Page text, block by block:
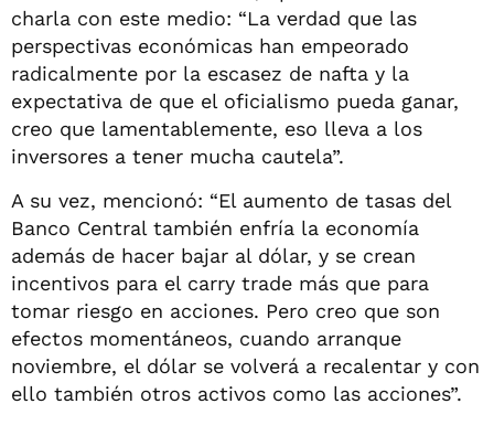
charla con este medio: “La verdad que las
perspectivas económicas han empeorado
radicalmente por la escasez de nafta y la
expectativa de que el oficialismo pueda ganar,
creo que lamentablemente, eso lleva a los
inversores a tener mucha cautela”.
A su vez, mencionó: “El aumento de tasas del
Banco Central también enfría la economía
además de hacer bajar al dólar, y se crean
incentivos para el carry trade más que para
tomar riesgo en acciones. Pero creo que son
efectos momentáneos, cuando arranque
noviembre, el dólar se volverá a recalentar y con
ello también otros activos como las acciones”.